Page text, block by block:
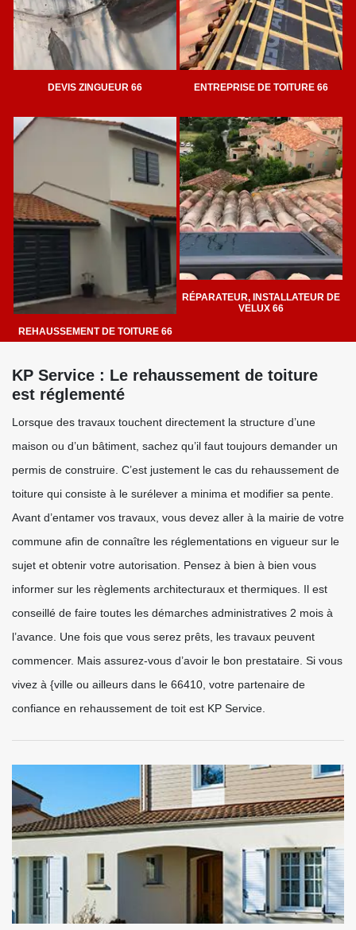
DEVIS ZINGUEUR 66 ENTREPRISE DE TOITURE 66
REHAUSSEMENT DE TOITURE 66
RÉPARATEUR, INSTALLATEUR DE
VELUX 66
KP Service : Le rehaussement de toiture
est réglementé
Lorsque des travaux touchent directement la structure d’une
maison ou d’un bâtiment, sachez qu’il faut toujours demander un
permis de construire. C’est justement le cas du rehaussement de
toiture qui consiste à le surélever a minima et modifier sa pente.
Avant d’entamer vos travaux, vous devez aller à la mairie de votre
commune afin de connaître les réglementations en vigueur sur le
sujet et obtenir votre autorisation. Pensez à bien à bien vous
informer sur les règlements architecturaux et thermiques. Il est
conseillé de faire toutes les démarches administratives 2 mois à
l’avance. Une fois que vous serez prêts, les travaux peuvent
commencer. Mais assurez-vous d’avoir le bon prestataire. Si vous
vivez à {ville ou ailleurs dans le 66410, votre partenaire de
confiance en rehaussement de toit est KP Service.